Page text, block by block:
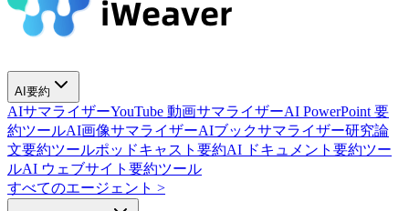
AI要約
AIサマライザーYouTube 動画サマライザーAI PowerPoint 要
約ツールAI画像サマライザーAIブックサマライザー研究論
文要約ツールポッドキャスト要約AI ドキュメント要約ツー
ルAI ウェブサイト要約ツール
すべてのエージェント >